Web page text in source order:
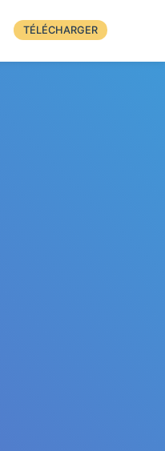
TÉLÉCHARGER